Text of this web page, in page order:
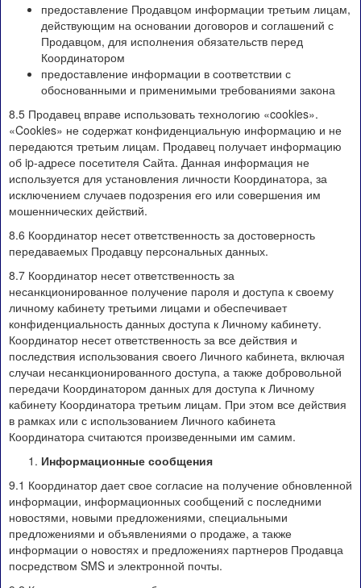
предоставление Продавцом информации третьим лицам,
действующим на основании договоров и соглашений с
Продавцом, для исполнения обязательств перед
Координатором
предоставление информации в соответствии с
обоснованными и применимыми требованиями закона
8.5 Продавец вправе использовать технологию «cookies».
«Cookies» не содержат конфиденциальную информацию и не
передаются третьим лицам. Продавец получает информацию
об ip-адресе посетителя Сайта. Данная информация не
используется для установления личности Координатора, за
исключением случаев подозрения его или совершения им
мошеннических действий.
8.6 Координатор несет ответственность за достоверность
передаваемых Продавцу персональных данных.
8.7 Координатор несет ответственность за
несанкционированное получение пароля и доступа к своему
личному кабинету третьими лицами и обеспечивает
конфиденциальность данных доступа к Личному кабинету.
Координатор несет ответственность за все действия и
последствия использования своего Личного кабинета, включая
случаи несанкционированного доступа, а также добровольной
передачи Координатором данных для доступа к Личному
кабинету Координатора третьим лицам. При этом все действия
в рамках или с использованием Личного кабинета
Координатора считаются произведенными им самим.
Информационные сообщения
9.1 Координатор дает свое согласие на получение обновленной
информации, информационных сообщений с последними
новостями, новыми предложениями, специальными
предложениями и объявлениями о продаже, а также
информации о новостях и предложениях партнеров Продавца
посредством SMS и электронной почты.